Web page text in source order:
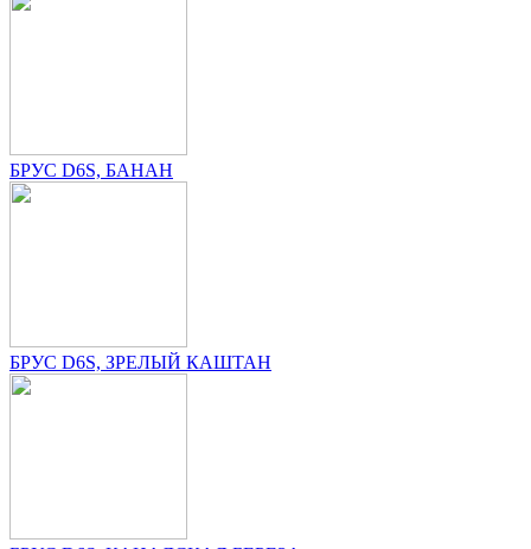
БРУС D6S, БАНАН
БРУС D6S, ЗРЕЛЫЙ КАШТАН